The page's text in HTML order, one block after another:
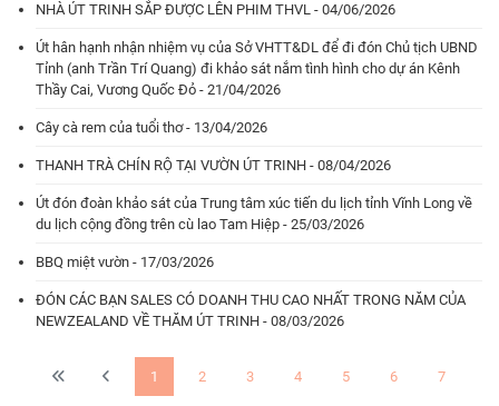
NHÀ ÚT TRINH SẮP ĐƯỢC LÊN PHIM THVL - 04/06/2026
Út hân hạnh nhận nhiệm vụ của Sở VHTT&DL để đi đón Chủ tịch UBND
Tỉnh (anh Trần Trí Quang) đi khảo sát nắm tình hình cho dự án Kênh
Thầy Cai, Vương Quốc Đỏ - 21/04/2026
Cây cà rem của tuổi thơ - 13/04/2026
THANH TRÀ CHÍN RỘ TẠI VƯỜN ÚT TRINH - 08/04/2026
Út đón đoàn khảo sát của Trung tâm xúc tiến du lịch tỉnh Vĩnh Long về
du lịch cộng đồng trên cù lao Tam Hiệp - 25/03/2026
BBQ miệt vườn - 17/03/2026
ĐÓN CÁC BẠN SALES CÓ DOANH THU CAO NHẤT TRONG NĂM CỦA
NEWZEALAND VỀ THĂM ÚT TRINH - 08/03/2026
1 2 3 4 5 6 7